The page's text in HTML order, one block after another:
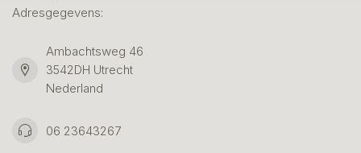
Adresgegevens:
Ambachtsweg 46
3542DH Utrecht
Nederland
06 23643267